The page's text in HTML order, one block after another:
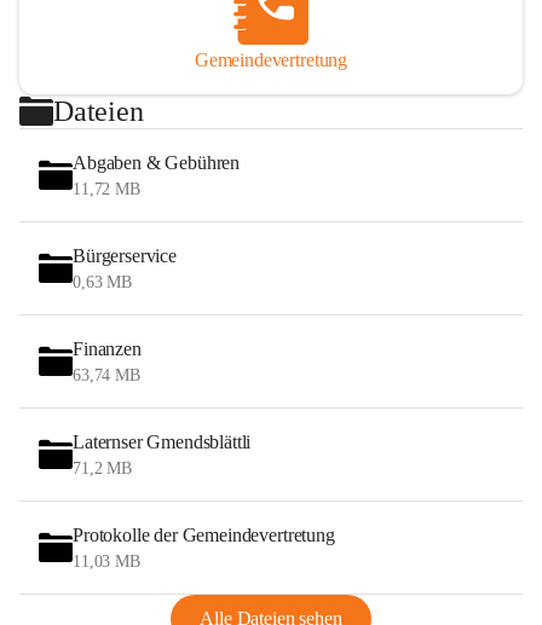
Gemeindevertretung
Dateien
Abgaben & Gebühren
11,72 MB
Bürgerservice
0,63 MB
Finanzen
63,74 MB
Laternser Gmendsblättli
71,2 MB
Protokolle der Gemeindevertretung
11,03 MB
Alle Dateien sehen